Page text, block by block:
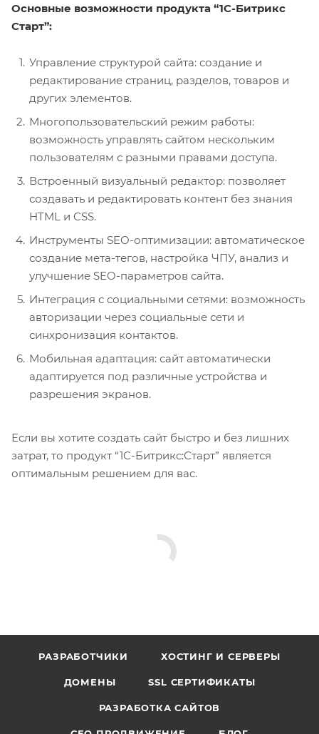
Основные возможности продукта “1C-Битрикс
Старт”:
Управление структурой сайта: создание и
редактирование страниц, разделов, товаров и
других элементов.
Многопользовательский режим работы:
возможность управлять сайтом нескольким
пользователям с разными правами доступа.
Встроенный визуальный редактор: позволяет
создавать и редактировать контент без знания
HTML и CSS.
Инструменты SEO-оптимизации: автоматическое
создание мета-тегов, настройка ЧПУ, анализ и
улучшение SEO-параметров сайта.
Интеграция с социальными сетями: возможность
авторизации через социальные сети и
синхронизация контактов.
Мобильная адаптация: сайт автоматически
адаптируется под различные устройства и
разрешения экранов.
Если вы хотите создать сайт быстро и без лишних
затрат, то продукт “1С-Битрикс:Старт” является
оптимальным решением для вас.
РАЗРАБОТЧИКИ ХОСТИНГ И СЕРВЕРЫ
ДОМЕНЫ SSL СЕРТИФИКАТЫ
РАЗРАБОТКА САЙТОВ